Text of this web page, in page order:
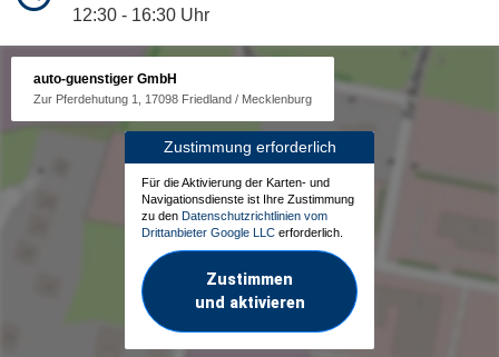
12:30 - 16:30 Uhr
auto-guenstiger GmbH
Zur Pferdehutung 1, 17098 Friedland / Mecklenburg
Zustimmung erforderlich
Für die Aktivierung der Karten- und
Navigationsdienste ist Ihre Zustimmung
zu den Datenschutzrichtlinien vom
Drittanbieter Google LLC erforderlich.
Zustimmen
und aktivieren